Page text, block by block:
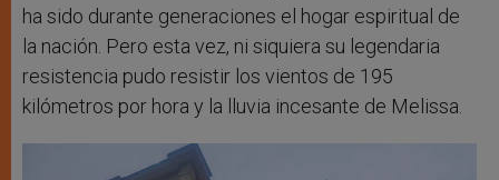
ha sido durante generaciones el hogar espiritual de
la nación. Pero esta vez, ni siquiera su legendaria
resistencia pudo resistir los vientos de 195
kilómetros por hora y la lluvia incesante de Melissa.